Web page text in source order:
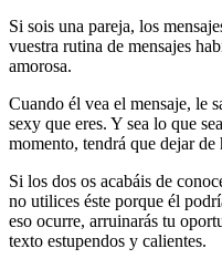
Si sois una pareja, los
vuestra rutina de mensajes
amorosa.
Cuando él vea el mensaje, le
sexy que eres. Y sea lo que
momento, tendrá que dejar de
Si los dos os acabáis de
no utilices éste porque él
eso ocurre, arruinarás tu
texto estupendos y calientes.